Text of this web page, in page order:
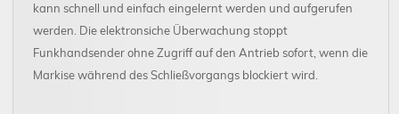
kann schnell und einfach eingelernt werden und aufgerufen
werden. Die elektronsiche Überwachung stoppt
Funkhandsender ohne Zugriff auf den Antrieb sofort, wenn die
Markise während des Schließvorgangs blockiert wird.